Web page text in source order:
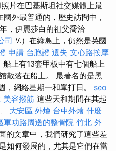
片在巴基斯坦社交媒體上最
國外最普通的，歷史訪問中，
，伊麗莎白的祖父喬治
司 V.）在綠島上，仍然是英國
申請 台胞證 遺失 文心路按摩
船上有13套甲板中有七個船上
散落在船上。 最著名的是黑
，網絡星期一和單打日。 seo
美容撥筋 這些天和期間在其起
大安區 外燴 台中外燴 什麼
軍功路周邊的整骨院 竹北 外
的文章中，我們研究了這些差
如何發展的，尤其是它們在當